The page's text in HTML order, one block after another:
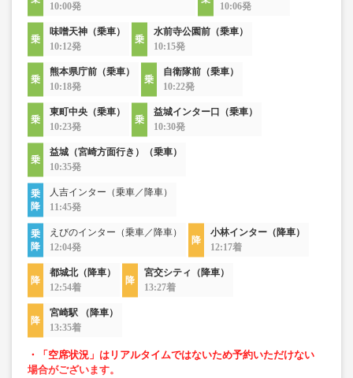
10:00発
10:06発
味噌天神（乗車）
10:12発
水前寺公園前（乗車）
10:15発
熊本県庁前（乗車）
10:18発
自衛隊前（乗車）
10:22発
東町中央（乗車）
10:23発
益城インター口（乗車）
10:30発
益城（宮崎方面行き）（乗車）
10:35発
人吉インター（乗車／降車）
11:45発
えびのインター（乗車／降車）
12:04発
小林インター（降車）
12:17着
都城北（降車）
12:54着
宮交シティ（降車）
13:27着
宮崎駅 （降車）
13:35着
・「空席状況」はリアルタイムではないため予約いただけない
場合がございます。